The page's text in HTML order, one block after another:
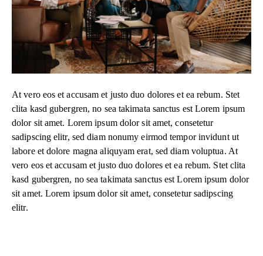
At vero eos et accusam et justo duo dolores et ea rebum. Stet
clita kasd gubergren, no sea takimata sanctus est Lorem ipsum
dolor sit amet. Lorem ipsum dolor sit amet, consetetur
sadipscing elitr, sed diam nonumy eirmod tempor invidunt ut
labore et dolore magna aliquyam erat, sed diam voluptua. At
vero eos et accusam et justo duo dolores et ea rebum. Stet clita
kasd gubergren, no sea takimata sanctus est Lorem ipsum dolor
sit amet. Lorem ipsum dolor sit amet, consetetur sadipscing
elitr.